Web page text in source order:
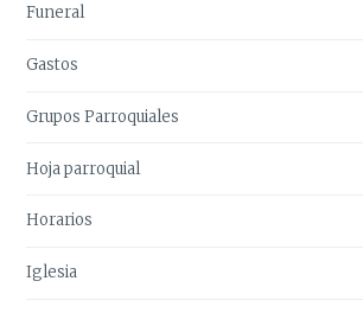
Funeral
Gastos
Grupos Parroquiales
Hoja parroquial
Horarios
Iglesia